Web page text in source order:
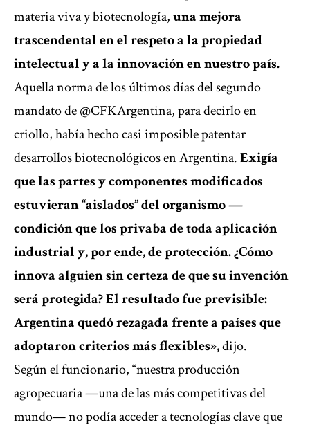
materia viva y biotecnología,una mejora
trascendental en el respeto a la propiedad
intelectual y a la innovación en nuestro país.
Aquella norma de los últimos días del segundo
mandato de @CFKArgentina, para decirlo en
criollo, había hecho casi imposible patentar
desarrollos biotecnológicos en Argentina.Exigía
que las partes y componentes modificados
estuvieran “aislados” del organismo —
condición que los privaba de toda aplicación
industrial y, por ende, de protección. ¿Cómo
innova alguien sin certeza de que su invención
será protegida? El resultado fue previsible:
Argentina quedó rezagada frente a países que
adoptaron criterios más flexibles»,dijo.
Según el funcionario, “nuestra producción
agropecuaria —una de las más competitivas del
mundo— no podía acceder a tecnologías clave que